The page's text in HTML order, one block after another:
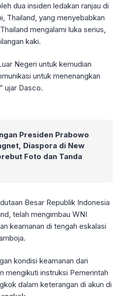
dua insiden ledakan ranjau di
Thailand, yang menyebabkan
mengalami luka serius,
kaki.
Negeri untuk kemudian
untuk menenangkan
ujar Dasco.
Presiden Prabowo
Diaspora di New
Foto dan Tanda
Besar Republik Indonesia
telah mengimbau WNI
keamanan di tengah eskalasi
kondisi keamanan dari
mengikuti instruksi Pemerintah
dalam keterangan di akun di